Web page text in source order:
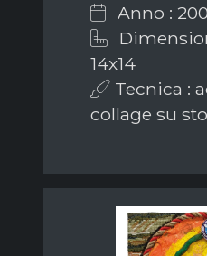
Anno :
14x14
Tecnica :
collage su